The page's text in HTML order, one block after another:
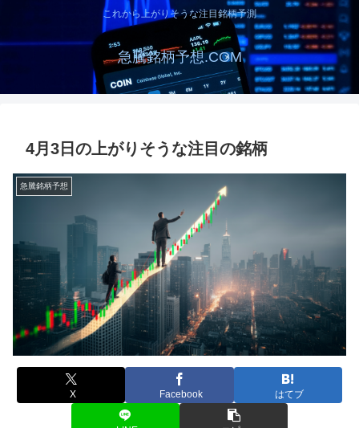
これから上がりそうな注目銘柄予測
急騰銘柄予想.COM
4月3日の上がりそうな注目の銘柄
急騰銘柄予想
X Facebook はてブ